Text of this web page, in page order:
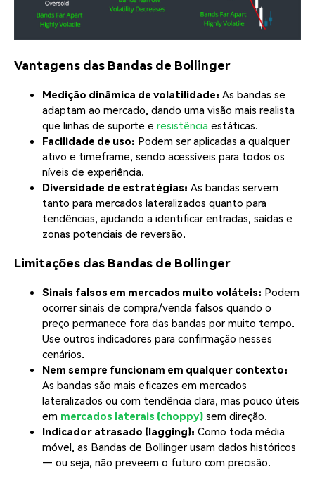
Vantagens das Bandas de Bollinger
Medição dinâmica de volatilidade: As bandas se
adaptam ao mercado, dando uma visão mais realista
que linhas de suporte e resistência estáticas.
Facilidade de uso: Podem ser aplicadas a qualquer
ativo e timeframe, sendo acessíveis para todos os
níveis de experiência.
Diversidade de estratégias: As bandas servem
tanto para mercados lateralizados quanto para
tendências, ajudando a identificar entradas, saídas e
zonas potenciais de reversão.
Limitações das Bandas de Bollinger
Sinais falsos em mercados muito voláteis: Podem
ocorrer sinais de compra/venda falsos quando o
preço permanece fora das bandas por muito tempo.
Use outros indicadores para confirmação nesses
cenários.
Nem sempre funcionam em qualquer contexto:
As bandas são mais eficazes em mercados
lateralizados ou com tendência clara, mas pouco úteis
em mercados laterais (choppy) sem direção.
Indicador atrasado (lagging): Como toda média
móvel, as Bandas de Bollinger usam dados históricos
— ou seja, não preveem o futuro com precisão.